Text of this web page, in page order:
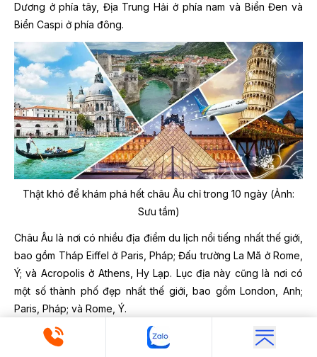
Dương ở phía tây, Địa Trung Hải ở phía nam và Biển Đen và
Biển Caspi ở phía đông.
Thật khó để khám phá hết châu Âu chỉ trong 10 ngày (Ảnh:
Sưu tầm)
Châu Âu là nơi có nhiều địa điểm du lịch nổi tiếng nhất thế giới,
bao gồm Tháp Eiffel ở Paris, Pháp; Đấu trường La Mã ở Rome,
Ý; và Acropolis ở Athens, Hy Lạp. Lục địa này cũng là nơi có
một số thành phố đẹp nhất thế giới, bao gồm London, Anh;
Paris, Pháp; và Rome, Ý.
Châu Âu là điểm đến phổ biến cho du khách từ khắp nơi trên
thế giới. Vì vậy, để trải nghiệm được nét đẹp Châu Âu quý